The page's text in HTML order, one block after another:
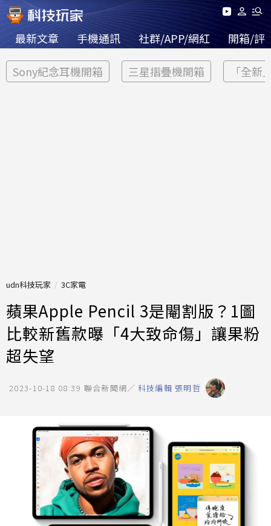
最新文章 手機通訊 社群/APP/網紅 開箱/評
Sony紀念耳機開箱 三星摺疊機開箱 「全新
udn科技玩家 3C家電
蘋果Apple Pencil 3是閹割版？1圖
比較新舊款曝「4大致命傷」讓果粉
超失望
2023-10-18 08:39 聯合新聞網／ 科技編輯 張明哲